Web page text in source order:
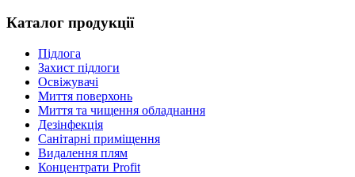
Каталог продукції
Підлога
Захист підлоги
Освіжувачі
Миття поверхонь
Миття та чищення обладнання
Дезінфекція
Санітарні приміщення
Видалення плям
Концентрати Profit